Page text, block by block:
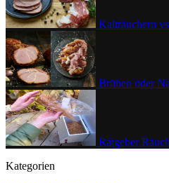
Kalträuchern
Brühen oder
Ratgeber
Kategorien